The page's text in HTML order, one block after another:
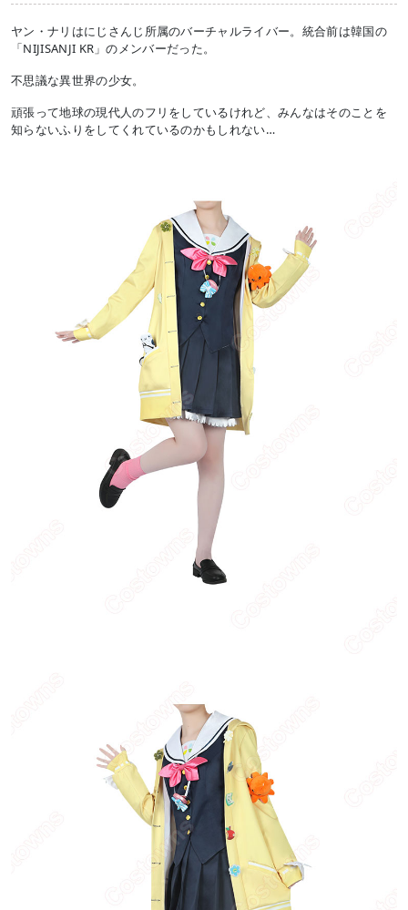
ヤン・ナリはにじさんじ所属のバーチャルライバー。統合前は韓国の
「NIJISANJI KR」のメンバーだった。
不思議な異世界の少女。
頑張って地球の現代人のフリをしているけれど、みんなはそのことを
知らないふりをしてくれているのかもしれない…